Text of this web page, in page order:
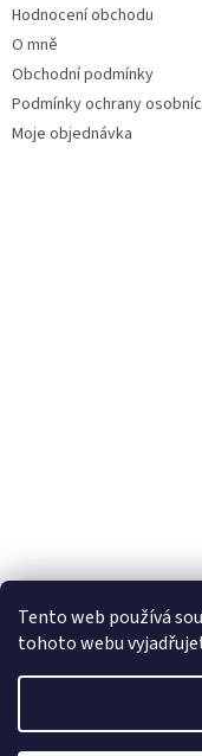
Tento web používá
tohoto webu
Hodnocení obchodu
O mně
Obchodní podmínky
Podmínky ochrany
Moje objednávka